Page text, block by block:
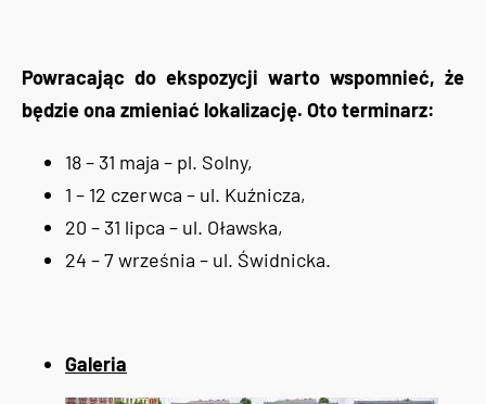
Powracając do ekspozycji warto wspomnieć, że
będzie ona zmieniać lokalizację. Oto terminarz:
18 – 31 maja – pl. Solny,
1 – 12 czerwca – ul. Kuźnicza,
20 – 31 lipca – ul. Oławska,
24 – 7 września – ul. Świdnicka.
Galeria